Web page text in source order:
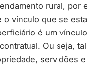
rural, por
o vínculo que se
é um
Ou seja,
servidões